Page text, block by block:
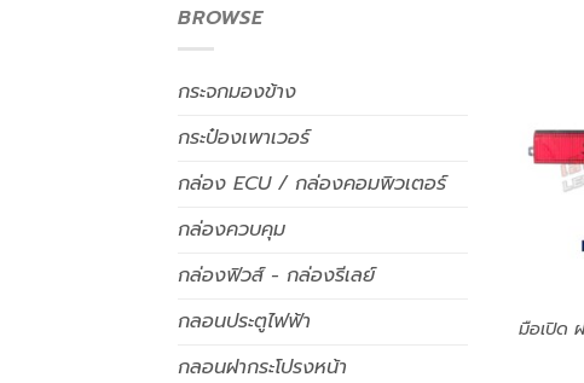
BROWSE
กระจกมองข้าง
กระป๋องเพาเวอร์
กล่อง ECU / กล่องคอมพิวเตอร์
กล่องควบคุม
กล่องฟิวส์ - กล่องรีเลย์
กลอนประตูไฟฟ้า
กลอนฝากระโปรงหน้า
มือเปิด